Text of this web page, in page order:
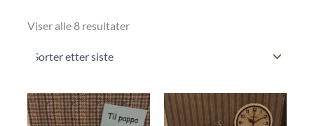
Viser alle 8 resultaterSortert